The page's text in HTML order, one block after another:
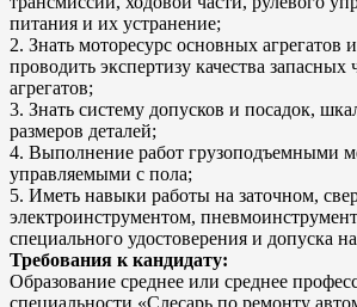
питания и их устранение;
2. Знать моторесурс основных агрегатов
проводить экспертизу качества запасных
агрегатов;
3. Знать систему допусков и посадок,
размеров деталей;
4. Выполнение работ грузоподъемными
управляемыми с пола;
5. Иметь навыки работы на заточном,
электроинструментом,
специального удостоверения и допуска
Требования к кандидату:
Образование среднее или среднее